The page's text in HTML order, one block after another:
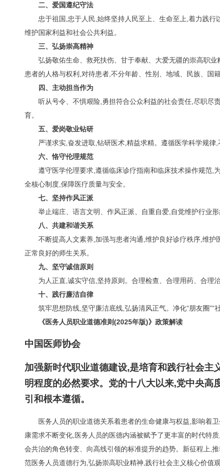
二、爱国遵纪守法
忠于祖国,忠于人民,始终坚持人民至上、生命至上,着力践
维护国家利益和社会公共利益。
三、弘扬崇高精神
弘扬敬佑生命、救死扶伤、甘于奉献、大爱无疆的崇高职
患者的人格与权利,对待患者,不分年龄、性别、地域、民族、国
四、主动担当作为
听从号令、不惧艰险,勇担符合公众利益的社会责任,尽职尽
育。
五、爱岗敬业钻研
严谨求实,奋发进取,钻研医术,精益求精。遵循医学科学规
六、恪守伦理规范
遵守医学伦理要求,遵循临床诊疗指南和临床技术操作规范,
全核心制度,保障医疗质量与安全。
七、坚持作风正派
举止端庄、语言文明、作风正派、自重自爱,自觉维护行业
八、共建和谐关系
不断提高人文素养,加强与患者沟通,维护良好诊疗秩序,维
正常良好的师生关系。
九、坚守诚信原则
为人正直,诚实守信,坚持原则。合理检查、合理用药、合理
十、践行廉洁自律
筑牢思想防线,坚守廉洁底线,弘扬清风正气。净化“朋友圈
《医务人员职业道德准则(2025年版)》政策解读
中国医师协会
加强新时代职业道德建设,是培育和践行社会
明程度的必然要求。党的十八大以来,党中央
引和根本遵循。
医务人员的职业道德关系着患者的生命健康与权益,影响着
康需求不断变化,医务人员的医德内涵被赋予了更丰富的时代特
会共治的角色转变、向高线引领的标准提升的趋势。新征程上,
范医务人员道德行为,弘扬崇高职业精神,践行社会主义核心价值